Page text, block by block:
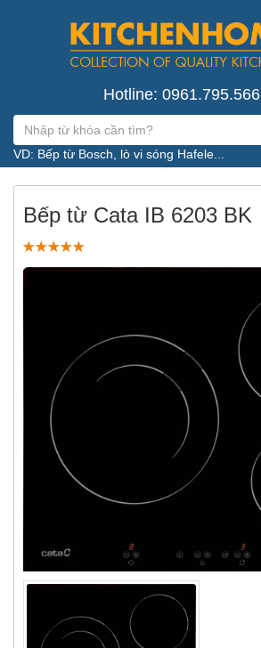
Hotline: 0961.795.566
VD: Bếp từ Bosch, lò vi sóng Hafele...
Bếp từ Cata IB 6203 BK